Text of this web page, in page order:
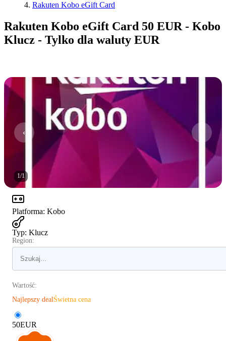
Rakuten Kobo eGift Card
Rakuten Kobo eGift Card 50 EUR - Kobo
Klucz - Tylko dla waluty EUR
1/1
Platforma: Kobo
Typ: Klucz
Region:
Wartość:
Najlepszy deal Świetna cena
50EUR